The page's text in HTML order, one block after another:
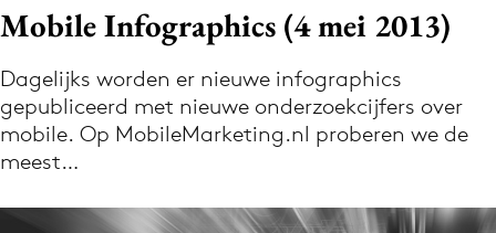
Download de app
Volg het laatste nieuws via de Adformatie
Nieuws app
Mobile Infographics (4 mei 2013)
Dagelijks worden er nieuwe infographics
gepubliceerd met nieuwe onderzoekcijfers over
mobile. Op MobileMarketing.nl proberen we de
meest…